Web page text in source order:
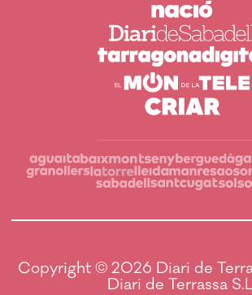
Copyright © 2026 Diari de
Diari de Terrassa